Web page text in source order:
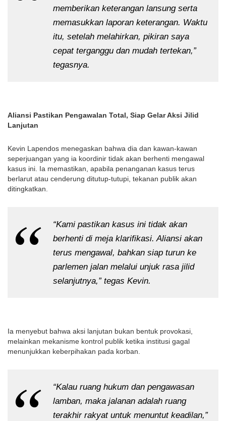
memberikan keterangan lansung serta
memasukkan laporan keterangan. Waktu
itu, setelah melahirkan, pikiran saya
cepat terganggu dan mudah tertekan,”
tegasnya.
Aliansi Pastikan Pengawalan Total, Siap Gelar Aksi Jilid
Lanjutan
Kevin Lapendos menegaskan bahwa dia dan kawan-kawan
seperjuangan yang ia koordinir tidak akan berhenti mengawal
kasus ini. Ia memastikan, apabila penanganan kasus terus
berlarut atau cenderung ditutup-tutupi, tekanan publik akan
ditingkatkan.
“Kami pastikan kasus ini tidak akan
berhenti di meja klarifikasi. Aliansi akan
terus mengawal, bahkan siap turun ke
parlemen jalan melalui unjuk rasa jilid
selanjutnya,” tegas Kevin.
Ia menyebut bahwa aksi lanjutan bukan bentuk provokasi,
melainkan mekanisme kontrol publik ketika institusi gagal
menunjukkan keberpihakan pada korban.
“Kalau ruang hukum dan pengawasan
lamban, maka jalanan adalah ruang
terakhir rakyat untuk menuntut keadilan,”